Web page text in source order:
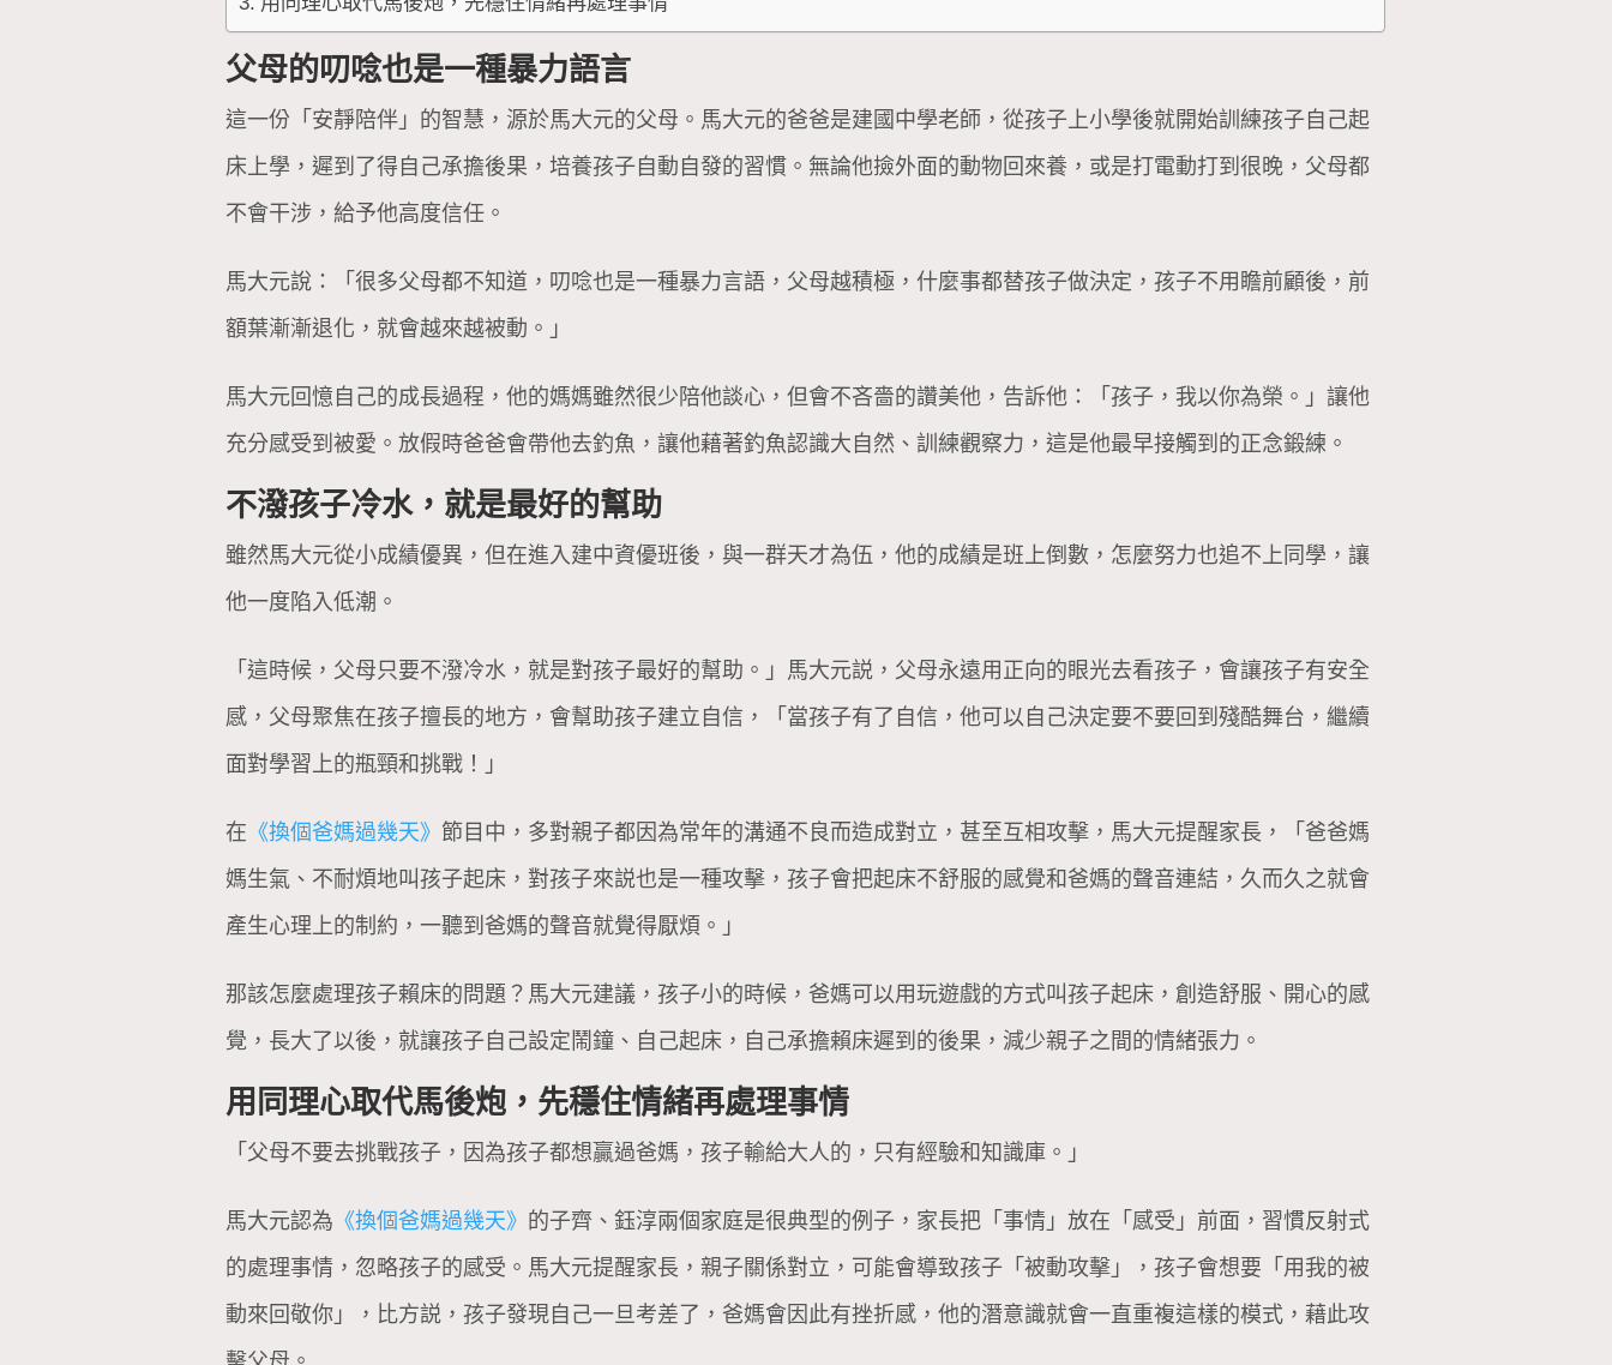
父母的叨唸也是一種暴力語言
這一份「安靜陪伴」的智慧，源於馬大元的父母。馬大元的爸爸是建國中學老師，從孩子上小學後就開始訓練孩子自己起
床上學，遲到了得自己承擔後果，培養孩子自動自發的習慣。無論他撿外面的動物回來養，或是打電動打到很晚，父母都
不會干涉，給予他高度信任。
馬大元說：「很多父母都不知道，叨唸也是一種暴力言語，父母越積極，什麼事都替孩子做決定，孩子不用瞻前顧後，前
額葉漸漸退化，就會越來越被動。」
馬大元回憶自己的成長過程，他的媽媽雖然很少陪他談心，但會不吝嗇的讚美他，告訴他：「孩子，我以你為榮。」讓他
充分感受到被愛。放假時爸爸會帶他去釣魚，讓他藉著釣魚認識大自然、訓練觀察力，這是他最早接觸到的正念鍛練。
不潑孩子冷水，就是最好的幫助
雖然馬大元從小成績優異，但在進入建中資優班後，與一群天才為伍，他的成績是班上倒數，怎麼努力也追不上同學，讓
他一度陷入低潮。
「這時候，父母只要不潑冷水，就是對孩子最好的幫助。」馬大元説，父母永遠用正向的眼光去看孩子，會讓孩子有安全
感，父母聚焦在孩子擅長的地方，會幫助孩子建立自信，「當孩子有了自信，他可以自己決定要不要回到殘酷舞台，繼續
面對學習上的瓶頸和挑戰！」
在 《換個爸媽過幾天》 節目中，多對親子都因為常年的溝通不良而造成對立，甚至互相攻擊，馬大元提醒家長，「爸爸媽
媽生氣、不耐煩地叫孩子起床，對孩子來説也是一種攻擊，孩子會把起床不舒服的感覺和爸媽的聲音連結，久而久之就會
產生心理上的制約，一聽到爸媽的聲音就覺得厭煩。」
那該怎麼處理孩子賴床的問題？馬大元建議，孩子小的時候，爸媽可以用玩遊戲的方式叫孩子起床，創造舒服、開心的感
覺，長大了以後，就讓孩子自己設定鬧鐘、自己起床，自己承擔賴床遲到的後果，減少親子之間的情緒張力。
用同理心取代馬後炮，先穩住情緒再處理事情
「父母不要去挑戰孩子，因為孩子都想贏過爸媽，孩子輸給大人的，只有經驗和知識庫。」
馬大元認為 《換個爸媽過幾天》 的子齊、鈺淳兩個家庭是很典型的例子，家長把「事情」放在「感受」前面，習慣反射式
的處理事情，忽略孩子的感受。馬大元提醒家長，親子關係對立，可能會導致孩子「被動攻擊」，孩子會想要「用我的被
動來回敬你」，比方説，孩子發現自己一旦考差了，爸媽會因此有挫折感，他的潛意識就會一直重複這樣的模式，藉此攻